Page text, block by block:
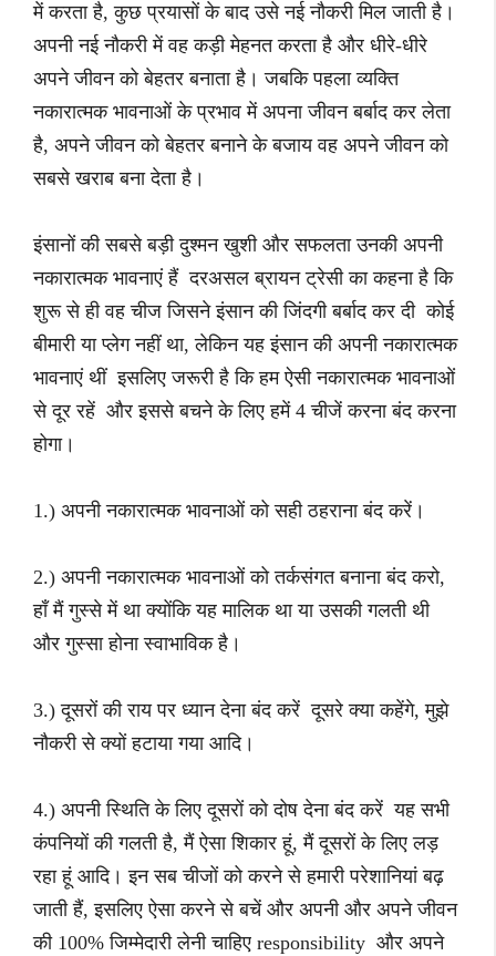
में करता है, कुछ प्रयासों के बाद उसे नई नौकरी मिल जाती है।
अपनी नई नौकरी में वह कड़ी मेहनत करता है और धीरे-धीरे
अपने जीवन को बेहतर बनाता है। जबकि पहला व्यक्ति
नकारात्मक भावनाओं के प्रभाव में अपना जीवन बर्बाद कर लेता
है, अपने जीवन को बेहतर बनाने के बजाय वह अपने जीवन को
सबसे खराब बना देता है।
इंसानों की सबसे बड़ी दुश्मन खुशी और सफलता उनकी अपनी
नकारात्मक भावनाएं हैं दरअसल ब्रायन ट्रेसी का कहना है कि
शुरू से ही वह चीज जिसने इंसान की जिंदगी बर्बाद कर दी कोई
बीमारी या प्लेग नहीं था, लेकिन यह इंसान की अपनी नकारात्मक
भावनाएं थीं इसलिए जरूरी है कि हम ऐसी नकारात्मक भावनाओं
से दूर रहें और इससे बचने के लिए हमें 4 चीजें करना बंद करना
होगा।
1.) अपनी नकारात्मक भावनाओं को सही ठहराना बंद करें।
2.) अपनी नकारात्मक भावनाओं को तर्कसंगत बनाना बंद करो,
हाँ मैं गुस्से में था क्योंकि यह मालिक था या उसकी गलती थी
और गुस्सा होना स्वाभाविक है।
3.) दूसरों की राय पर ध्यान देना बंद करें दूसरे क्या कहेंगे, मुझे
नौकरी से क्यों हटाया गया आदि।
4.) अपनी स्थिति के लिए दूसरों को दोष देना बंद करें यह सभी
कंपनियों की गलती है, मैं ऐसा शिकार हूं, मैं दूसरों के लिए लड़
रहा हूं आदि। इन सब चीजों को करने से हमारी परेशानियां बढ़
जाती हैं, इसलिए ऐसा करने से बचें और अपनी और अपने जीवन
की 100% जिम्मेदारी लेनी चाहिए responsibility और अपने